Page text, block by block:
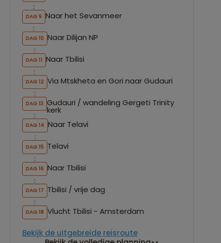
DAG 9 Naar het Sevanmeer
DAG 10 Naar Dilijan NP
DAG 11 Naar Tbilisi
DAG 12 Via Mtskheta en Gori naar Gudauri
DAG 13 Gudauri / wandeling Gergeti Trinity
kerk
DAG 14 Naar Telavi
DAG 15 Telavi
DAG 16 Naar Tbilisi
DAG 17 Tbilisi / vrije dag
DAG 18 Vlucht Tbilisi - Amsterdam
Bekijk de uitgebreide reisroute